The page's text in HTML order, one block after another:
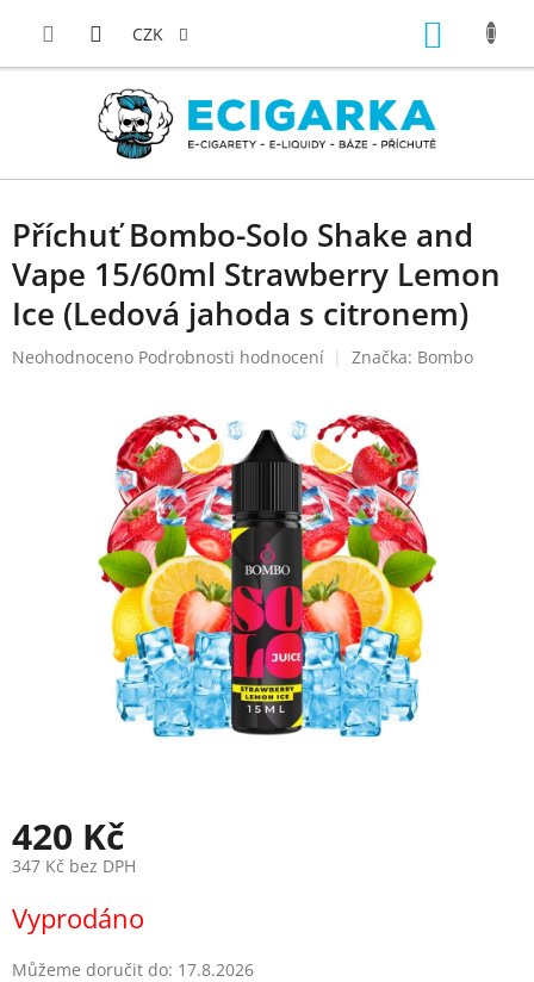
CZK
Příchuť Bombo-Solo Shake and
Vape 15/60ml Strawberry Lemon
Ice (Ledová jahoda s citronem)
Průměrné
Neohodnoceno Podrobnosti hodnocení Značka: Bombo
420 Kč
347 Kč bez DPH
cena:
Vyprodáno
Můžeme doručit do: 17.8.2026